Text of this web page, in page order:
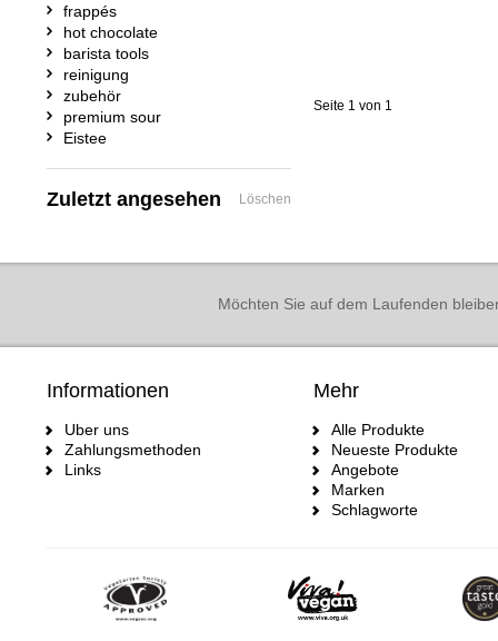
Seite 1 von 1
frappés
hot chocolate
barista tools
reinigung
zubehör
premium sour
Eistee
Zuletzt angesehen Löschen
Möchten Sie auf dem Laufenden
Informationen
Uber uns
Zahlungsmethoden
Links
Mehr
Alle Produkte
Neueste Produkte
Angebote
Marken
Schlagworte